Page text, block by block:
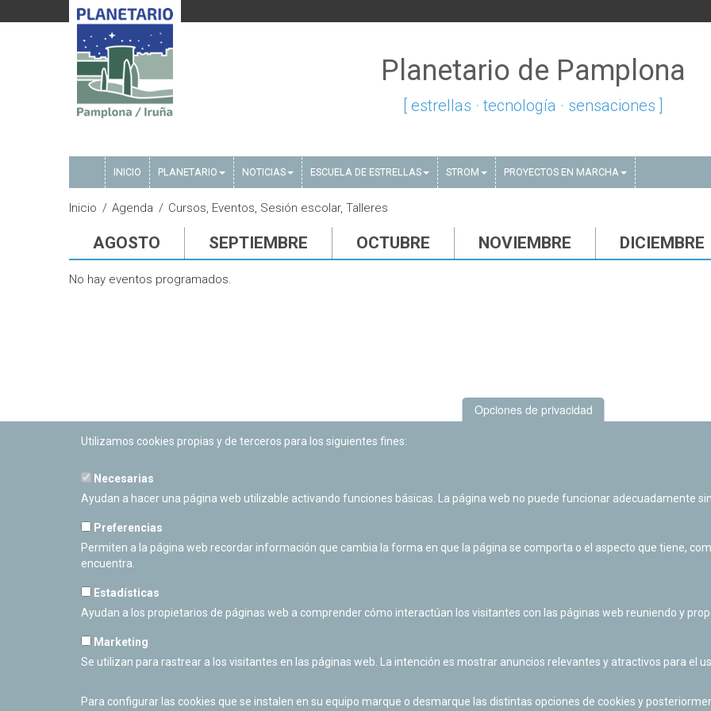
Planetario de Pamplona
[ estrellas · tecnología · sensaciones ]
INICIO PLANETARIO NOTICIAS ESCUELA DE ESTRELLAS STROM PROYECTOS EN MARCHA
Inicio Agenda Cursos, Eventos, Sesión escolar, Talleres
AGOSTO SEPTIEMBRE OCTUBRE NOVIEMBRE DICIEMBRE
No hay eventos programados.
PLANETARIO DE PAMPLONA
Calle Sancho RamÃ­rez, s/n
Cerrado Temporalmente
Opciones de privacidad
Utilizamos cookies propias y de terceros para los siguientes fines:
Necesarias
Ayudan a hacer una página web utilizable activando funciones básicas. La página web no puede funcionar adecuadamente
Preferencias
Permiten a la página web recordar información que cambia la forma en que la página se comporta o el aspecto que tiene,
encuentra.
Estadísticas
Ayudan a los propietarios de páginas web a comprender cómo interactúan los visitantes con las páginas web reuniendo y
Marketing
Se utilizan para rastrear a los visitantes en las páginas web. La intención es mostrar anuncios relevantes y atractivos para el
Para configurar las cookies que se instalen en su equipo marque o desmarque las distintas opciones de cookies y